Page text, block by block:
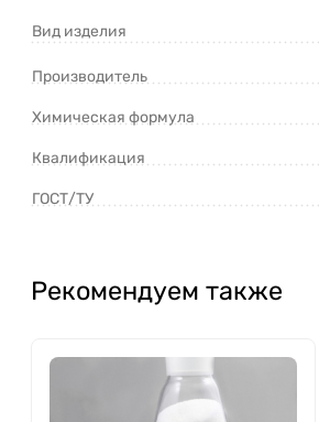
Вид изделия
Производитель
Химическая формула
Квалификация
ГОСТ/ТУ
Рекомендуем также